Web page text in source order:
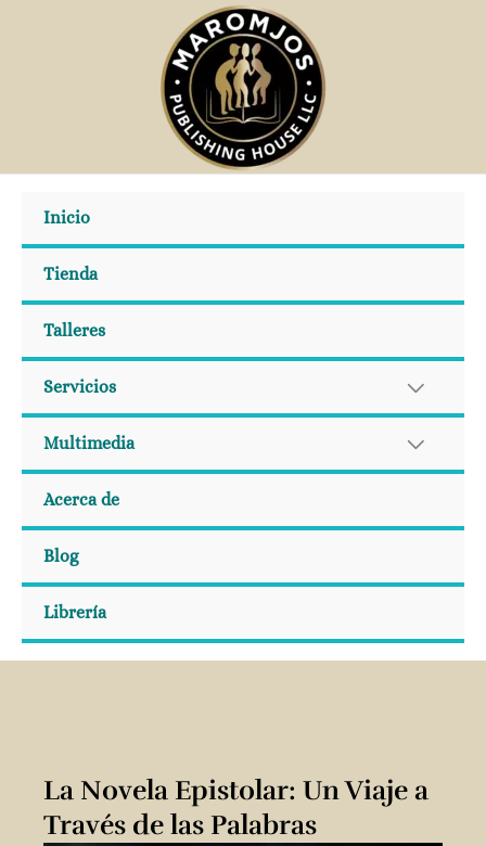
Inicio
Tienda
Talleres
Servicios
Multimedia
Acerca de
Blog
Librería
La Novela Epistolar: Un Viaje a
Través de las Palabras